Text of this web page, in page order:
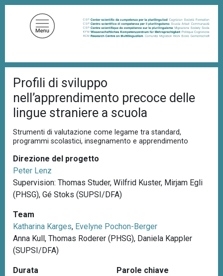
r
c
o
e
d
p
a
n
e
Profili di sviluppo
nell’apprendimento precoce delle
lingue straniere a scuola
Strumenti di valutazione come legame tra standard,
programmi scolastici, insegnamento e apprendimento
Direzione del progetto
Peter Lenz
Supervision: Thomas Studer, Wilfrid Kuster, Mirjam Egli
(PHSG), Gé Stoks (SUPSI/DFA)
Team
Katharina Karges, Evelyne Pochon-Berger
Anna Kull, Thomas Roderer (PHSG), Daniela Kappler
(SUPSI/DFA)
Durata
Parole chiave